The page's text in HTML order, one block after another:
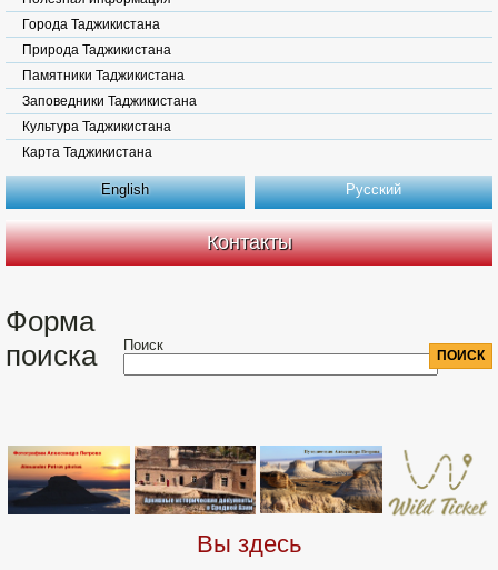
Города Таджикистана
Природа Таджикистана
Памятники Таджикистана
Заповедники Таджикистана
Культура Таджикистана
Карта Таджикистана
English Русский
Контакты
Форма
поиска
Поиск
Вы здесь